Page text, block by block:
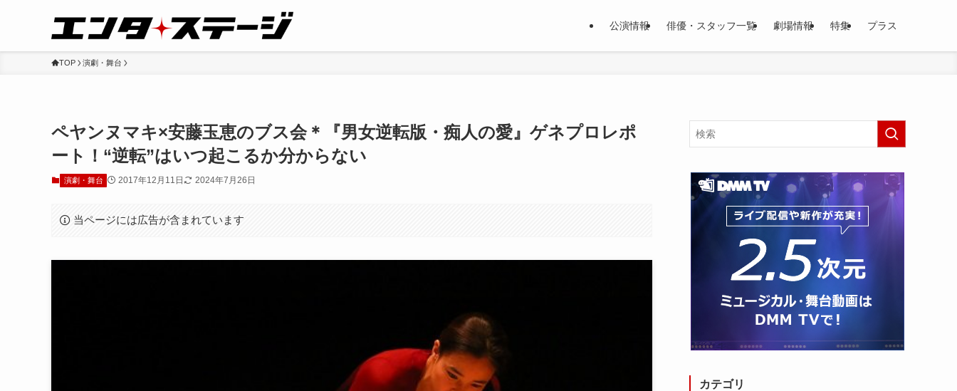
公演情報 俳優・スタッフ一覧 劇場情報 特集 プラス
TOP 演劇・舞台
ペヤンヌマキ×安藤玉恵のブス会＊『男女逆転版・痴人の愛』ゲネプロレポ
ート！“逆転”はいつ起こるか分からない
演劇・舞台 2017年12月11日 2024年7月26日
当ページには広告が含まれています
カテゴリ